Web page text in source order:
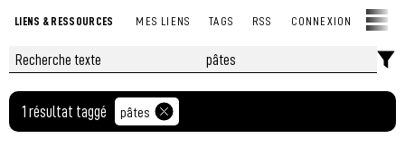
LIENS & RESSOURCES MES LIENS TAGS RSS CONNEXION
1 résultat taggé pâtes